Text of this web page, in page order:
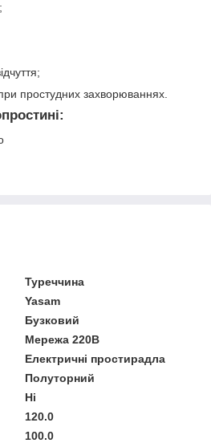
простудних захворюваннях.
Туреччина
Yasam
Бузковий
Мережа 220В
Електричні простирадла
Полуторний
Ні
120.0
100.0